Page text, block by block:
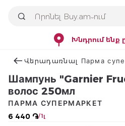
Խնդրում ենք
Վերադառնալ Парма
Шампунь "Garnier
волос 250мл
6 440 ֏/ 1լ
ПАРМА СУПЕРМАРКЕТ